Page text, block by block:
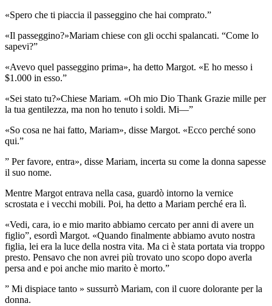
«Spero che ti piaccia il passeggino che hai comprato.”
«Il passeggino?»Mariam chiese con gli occhi spalancati. “Come lo
sapevi?”
«Avevo quel passeggino prima», ha detto Margot. «E ho messo i
$1.000 in esso.”
«Sei stato tu?»Chiese Mariam. «Oh mio Dio Thank Grazie mille per
la tua gentilezza, ma non ho tenuto i soldi. Mi—”
«So cosa ne hai fatto, Mariam», disse Margot. «Ecco perché sono
qui.”
” Per favore, entra», disse Mariam, incerta su come la donna sapesse
il suo nome.
Mentre Margot entrava nella casa, guardò intorno la vernice
scrostata e i vecchi mobili. Poi, ha detto a Mariam perché era lì.
«Vedi, cara, io e mio marito abbiamo cercato per anni di avere un
figlio”, esordì Margot. «Quando finalmente abbiamo avuto nostra
figlia, lei era la luce della nostra vita. Ma ci è stata portata via troppo
presto. Pensavo che non avrei più trovato uno scopo dopo averla
persa and e poi anche mio marito è morto.”
” Mi dispiace tanto » sussurrò Mariam, con il cuore dolorante per la
donna.